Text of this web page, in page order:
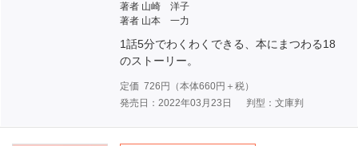
著者 山崎 洋子
著者 山本 一力
1話5分でわくわくできる、本にまつわる18
のストーリー。
定価 726 円（本体660円＋税）
発売日：2022年03月23日
判型：文庫判